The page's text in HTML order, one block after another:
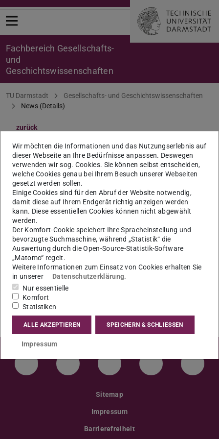
Menü öffnen
Fachbereich Gesellschafts-
und
Geschichtswissenschaften
Sie befinden sich hier:
TU Darmstadt
Gesellschafts- und Geschichtswissenschaften
News (Details)
zurück
Studienausschuss: Sitzung
am 16. Januar 2025
14:30 Uhr, S3|13 111
16.01.2025
Unterlagen müssen spätestens 14 Tage vorher
eingereicht werden.
LinkedIn-Seite der TU Darmstadt
Instagram-Kanal der TU
Bluesky-Kanal der TU
Facebook-
Sitemap
Impressum
Barrierefreiheit
Wir möchten die Informationen und das Nutzungserlebnis auf
dieser Webseite an Ihre Bedürfnisse anpassen. Deswegen
verwenden wir sog. Cookies. Sie können selbst entscheiden,
welche Cookies genau bei Ihrem Besuch unserer Webseiten
gesetzt werden sollen.
Einige Cookies sind für den Abruf der Website notwendig,
damit diese auf Ihrem Endgerät richtig anzeigen werden
kann. Diese essentiellen Cookies können nicht abgewählt
werden.
Der Komfort-Cookie speichert Ihre Spracheinstellung und
bevorzugte Suchmaschine, während „Statistik“ die
Auswertung durch die Open-Source-Statistik-Software
„Matomo“ regelt.
Weitere Informationen zum Einsatz von Cookies erhalten Sie
in unserer
Datenschutzerklärung.
Nur essentielle
Komfort
Statistiken
ALLE AKZEPTIEREN SPEICHERN & SCHLIESSEN
Impressum